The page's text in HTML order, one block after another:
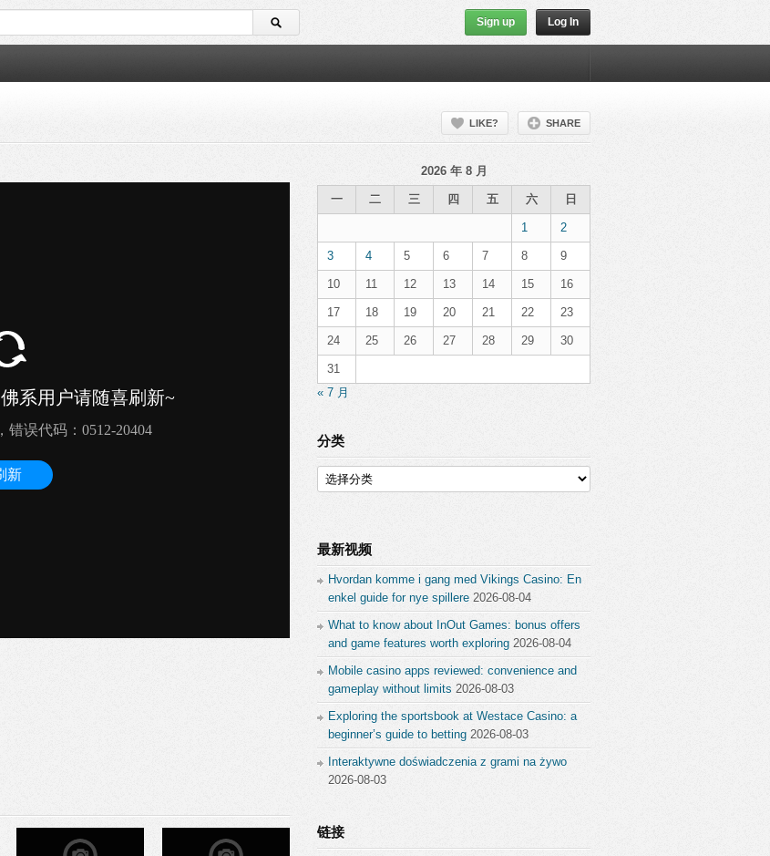
Sign up Log In
LIKE? SHARE
2026 年 8 月
一 二 三 四 五 六 日
1 2
3 4 5 6 7 8 9
10 11 12 13 14 15 16
17 18 19 20 21 22 23
24 25 26 27 28 29 30
31
« 7 月
分类
分
类
最新视频
Hvordan komme i gang med Vikings Casino: En
enkel guide for nye spillere 2026-08-04
What to know about InOut Games: bonus offers
and game features worth exploring 2026-08-04
Mobile casino apps reviewed: convenience and
gameplay without limits 2026-08-03
Exploring the sportsbook at Westace Casino: a
beginner’s guide to betting 2026-08-03
Interaktywne doświadczenia z grami na żywo
2026-08-03
链接